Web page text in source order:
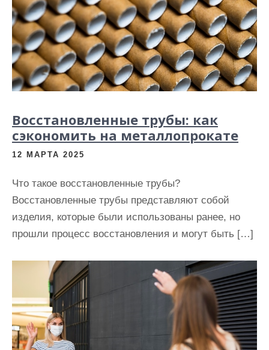
Восстановленные трубы: как
сэкономить на металлопрокате
12 МАРТА 2025
Что такое восстановленные трубы?
Восстановленные трубы представляют собой
изделия, которые были использованы ранее, но
прошли процесс восстановления и могут быть […]